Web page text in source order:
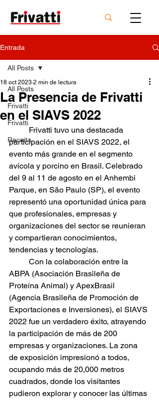
Entrada
All Posts
Frivatti
Frivatti
Receita
All Posts
La Presencia de Frivatti
en el SIAVS 2022
18 oct 2023 2 min de lectura
participación en el SIAVS 2022, el
evento más grande en el segmento
avícola y porcino en Brasil. Celebrado
del 9 al 11 de agosto en el Anhembi
Parque, en São Paulo (SP), el evento
representó una oportunidad única para
que profesionales, empresas y
organizaciones del sector se reunieran
y compartieran conocimientos,
tendencias y tecnologías.
ABPA (Asociación Brasileña de
Proteína Animal) y ApexBrasil
(Agencia Brasileña de Promoción de
Exportaciones e Inversiones), el SIAVS
2022 fue un verdadero éxito, atrayendo
la participación de más de 200
empresas y organizaciones. La zona
de exposición impresionó a todos,
ocupando más de 20,000 metros
cuadrados, donde los visitantes
pudieron explorar y conocer las últimas